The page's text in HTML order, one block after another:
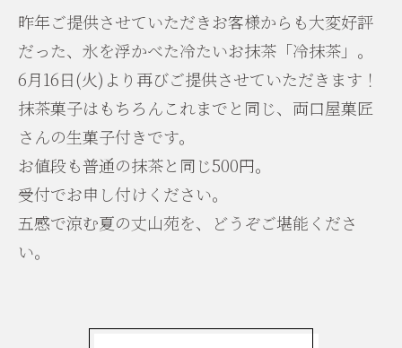
昨年ご提供させていただきお客様からも大変好評
だった、氷を浮かべた冷たいお抹茶「冷抹茶」。
6月16日(火)より再びご提供させていただきます！
抹茶菓子はもちろんこれまでと同じ、両口屋菓匠
さんの生菓子付きです。
お値段も普通の抹茶と同じ500円。
受付でお申し付けください。
五感で涼む夏の丈山苑を、どうぞご堪能くださ
い。